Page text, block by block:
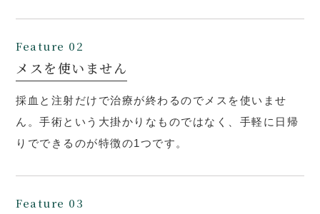
メスを使いません
採血と注射だけで治療が終わるのでメスを使いませ
ん。手術という大掛かりなものではなく、手軽に日帰
りでできるのが特徴の1つです。